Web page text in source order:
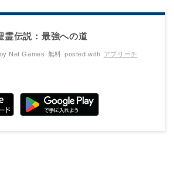
霊伝説：最強への道
Net Games 無料 posted with アプリーチ